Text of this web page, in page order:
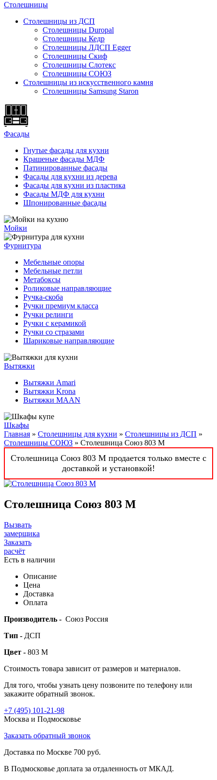
Cтолешницы
Столешницы из ДСП
Столешницы Duropal
Столешницы Кедр
Столешницы ЛДСП Egger
Столешницы Скиф
Столешницы Слотекс
Столешницы СОЮЗ
Столешницы из искусственного камня
Столешницы Samsung Staron
Фасады
Гнутые фасады для кухни
Крашеные фасады МДФ
Патинированные фасады
Фасады для кухни из дерева
Фасады для кухни из пластика
Фасады МДФ для кухни
Шпонированные фасады
Мойки
Фурнитура
Мебельные опоры
Мебельные петли
Метабоксы
Роликовые направляющие
Ручка-скоба
Ручки премиум класса
Ручки релинги
Ручки с керамикой
Ручки со стразами
Шариковые направляющие
Вытяжки
Вытяжки Amari
Вытяжки Krona
Вытяжки MAAN
Шкафы
Главная » Столешницы для кухни » Столешницы из ДСП »
Столешницы СОЮЗ » Столешница Союз 803 M
Столешница Союз 803 M продается только вместе с
доставкой и установкой!
Столешница Союз 803 M
Вызвать
замерщика
Заказать
расчёт
Есть в наличии
Описание
Цена
Доставка
Оплата
Производитель - Союз Россия
Тип - ДСП
Цвет - 803 M
Стоимость товара зависит от размеров и материалов.
Для того, чтобы узнать цену позвоните по телефону или
закажите обратный звонок.
+7 (495) 101-21-98
Москва и Подмосковье
Заказать обратный звонок
Доставка по Москве 700 руб.
В Подмосковье доплата за отдаленность от МКАД.